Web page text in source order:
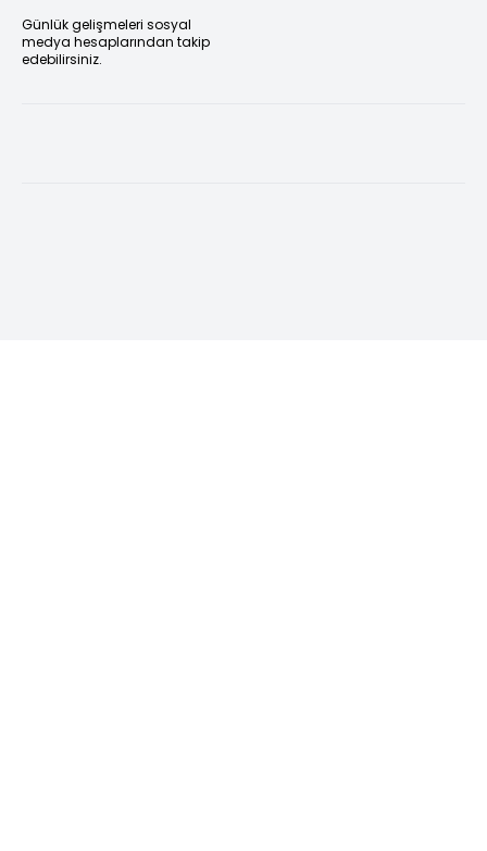
Günlük gelişmeleri sosyal
medya hesaplarından takip
edebilirsiniz.